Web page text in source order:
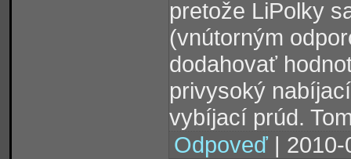
pretože LiPolky
(vnútorným
dodahovať
privysoký
vybíjací prúd.
Odpoveď |